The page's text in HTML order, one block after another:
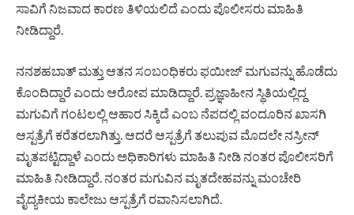
ಸಾವಿಗೆ ನಿಜವಾದ ಕಾರಣ ತಿಳಿಯಲಿದೆ ಎಂದು ಪೊಲೀಸರು ಮಾಹಿತಿ
ನೀಡಿದ್ದಾರೆ.
ನನಶಹಬಾತ್ ಮತ್ತು ಆತನ ಸಂಬಂಧಿಕರು ಫಯೀಜ್ ಮಗುವನ್ನು ಹೊಡೆದು
ಕೊಂದಿದ್ದಾರೆ ಎಂದು ಆರೋಪ ಮಾಡಿದ್ದಾರೆ. ಪ್ರಜ್ಞಾಹೀನ ಸ್ಥಿತಿಯಲ್ಲಿದ್ದ
ಮಗುವಿಗೆ ಗಂಟಲಲ್ಲಿ ಆಹಾರ ಸಿಕ್ಕಿದೆ ಎಂಬ ನೆಪದಲ್ಲಿ ವಂದೂರಿನ ಖಾಸಗಿ
ಆಸ್ಪತ್ರೆಗೆ ಕರೆತರಲಾಗಿತ್ತು. ಆದರೆ ಆಸ್ಪತ್ರೆಗೆ ತಲುಪುವ ಮೊದಲೇ ನಸ್ರೀನ್
ಮೃತಪಟ್ಟಿದ್ದಾಳೆ ಎಂದು ಅಧಿಕಾರಿಗಳು ಮಾಹಿತಿ ನೀಡಿ ನಂತರ ಪೊಲೀಸರಿಗೆ
ಮಾಹಿತಿ ನೀಡಿದ್ದಾರೆ. ನಂತರ ಮಗುವಿನ ಮೃತದೇಹವನ್ನು ಮಂಚೇರಿ
ವೈದ್ಯಕೀಯ ಕಾಲೇಜು ಆಸ್ಪತ್ರೆಗೆ ರವಾನಿಸಲಾಗಿದೆ.